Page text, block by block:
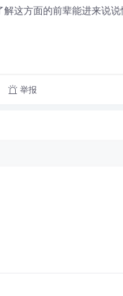
这方面的前辈能进来说说
举报